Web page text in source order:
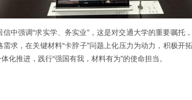
中强调“求实学、务实业”，这是对交通大学的重要嘱托
求，在关键材料“卡脖子”问题上化压力为动力，积极开
推进，践行“强国有我，材料有为”的使命担当。